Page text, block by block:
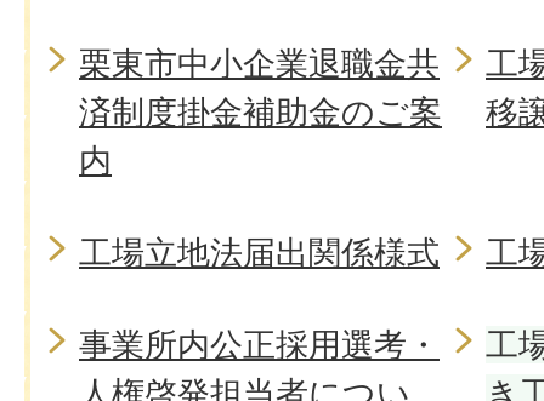
栗東市中小企業退職金共
済制度掛金補助金のご案
内
工
移
工場立地法届出関係様式 工
事業所内公正採用選考・
人権啓発担当者につい
工
き